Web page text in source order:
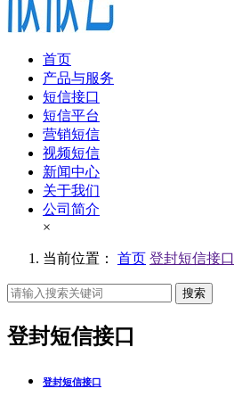
首页
产品与服务
短信接口
短信平台
营销短信
视频短信
新闻中心
关于我们
公司简介
×
当前位置： 首页 登封短信接口
搜索
登封短信接口
登封短信接口